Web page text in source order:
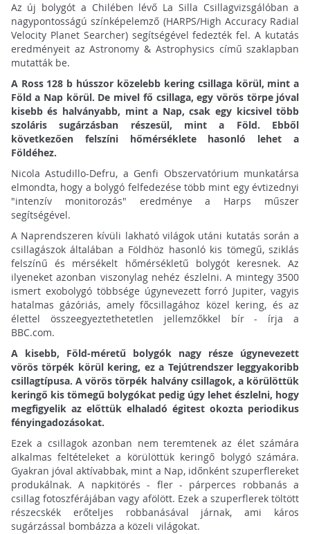
Az új bolygót a Chilében lévő La Silla Csillagvizsgálóban a
nagypontosságú színképelemző (HARPS/High Accuracy Radial
Velocity Planet Searcher) segítségével fedezték fel. A kutatás
eredményeit az Astronomy & Astrophysics című szaklapban
mutatták be.
A Ross 128 b hússzor közelebb kering csillaga körül, mint a
Föld a Nap körül. De mivel fő csillaga, egy vörös törpe jóval
kisebb és halványabb, mint a Nap, csak egy kicsivel több
szoláris sugárzásban részesül, mint a Föld. Ebből
következően felszíni hőmérséklete hasonló lehet a
Földéhez.
Nicola Astudillo-Defru, a Genfi Obszervatórium munkatársa
elmondta, hogy a bolygó felfedezése több mint egy évtizednyi
"intenzív monitorozás" eredménye a Harps műszer
segítségével.
A Naprendszeren kívüli lakható világok utáni kutatás során a
csillagászok általában a Földhöz hasonló kis tömegű, sziklás
felszínű és mérsékelt hőmérsékletű bolygót keresnek. Az
ilyeneket azonban viszonylag nehéz észlelni. A mintegy 3500
ismert exobolygó többsége úgynevezett forró Jupiter, vagyis
hatalmas gázóriás, amely főcsillagához közel kering, és az
élettel összeegyeztethetetlen jellemzőkkel bír - írja a
BBC.com.
A kisebb, Föld-méretű bolygók nagy része úgynevezett
vörös törpék körül kering, ez a Tejútrendszer leggyakoribb
csillagtípusa. A vörös törpék halvány csillagok, a körülöttük
keringő kis tömegű bolygókat pedig úgy lehet észlelni, hogy
megfigyelik az előttük elhaladó égitest okozta periodikus
fényingadozásokat.
Ezek a csillagok azonban nem teremtenek az élet számára
alkalmas feltételeket a körülöttük keringő bolygó számára.
Gyakran jóval aktívabbak, mint a Nap, időnként szuperflereket
produkálnak. A napkitörés - fler - párperces robbanás a
csillag fotoszférájában vagy afölött. Ezek a szuperflerek töltött
részecskék erőteljes robbanásával járnak, ami káros
sugárzással bombázza a közeli világokat.